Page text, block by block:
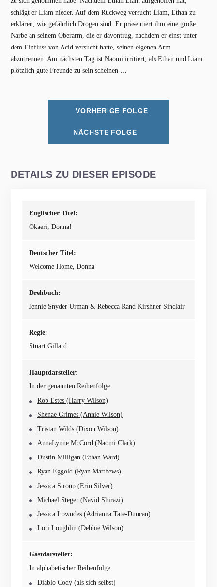
schlägt er Liam nieder. Auf dem Rückweg versucht Liam, Ethan zu
erklären, wie gefährlich Drogen sind. Er präsentiert ihm eine große
Narbe an seinem Oberarm, die er davontrug, nachdem er einst unter
dem Einfluss von Acid versucht hatte, seinen eigenen Arm
abzutrennen. Am nächsten Tag ist Naomi irritiert, als Ethan und Liam
plötzlich gute Freunde zu sein scheinen …
VORHERIGE FOLGE
NÄCHSTE FOLGE
DETAILS ZU DIESER EPISODE
Englischer Titel:
Okaeri, Donna!
Deutscher Titel:
Welcome Home, Donna
Drehbuch:
Jennie Snyder Urman & Rebecca Rand Kirshner Sinclair
Regie:
Stuart Gillard
Hauptdarsteller:
In der genannten Reihenfolge:
Rob Estes (Harry Wilson)
Shenae Grimes (Annie Wilson)
Tristan Wilds (Dixon Wilson)
AnnaLynne McCord (Naomi Clark)
Dustin Milligan (Ethan Ward)
Ryan Eggold (Ryan Matthews)
Jessica Stroup (Erin Silver)
Michael Steger (Navid Shirazi)
Jessica Lowndes (Adrianna Tate-Duncan)
Lori Loughlin (Debbie Wilson)
Gastdarsteller:
In alphabetischer Reihenfolge:
Diablo Cody (als sich selbst)